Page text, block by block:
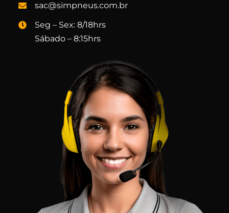
sac@simpneus.com.br
Seg – Sex: 8/18hrs
Sábado – 8:15hrs